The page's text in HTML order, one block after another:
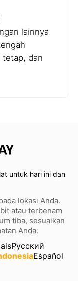
lainnya
tetap, dan
untuk hari ini dan
lokasi Anda.
atau terbenam
tiba, sesuaikan
Anda.
Русский
Español